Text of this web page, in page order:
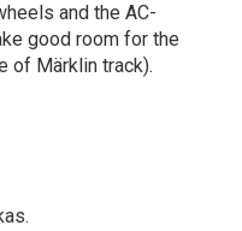
and the AC-
good room for the
of Märklin track).